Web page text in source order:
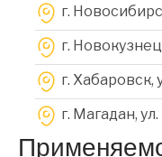
г.
г.
г. Хабаровск,
г. Магадан,